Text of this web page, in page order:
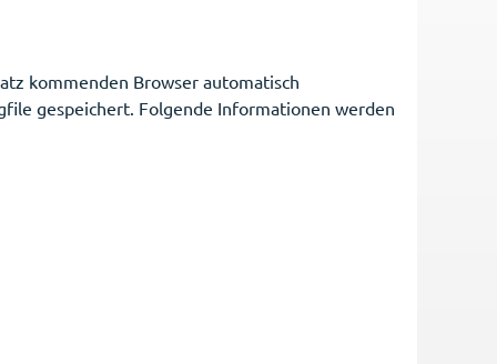
kommenden Browser automatisch
gespeichert. Folgende Informationen werden